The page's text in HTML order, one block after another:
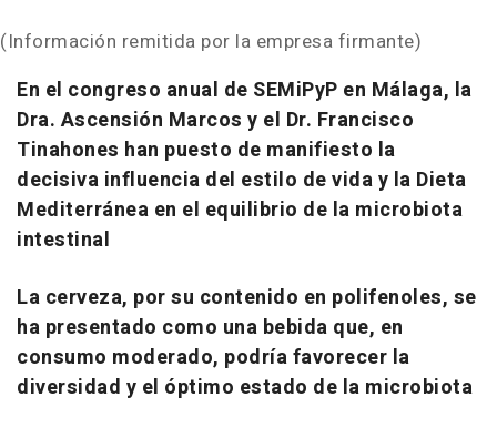
(Información remitida por la empresa firmante)
En el congreso anual de SEMiPyP en Málaga, la
Dra. Ascensión Marcos y el Dr. Francisco
Tinahones han puesto de manifiesto la
decisiva influencia del estilo de vida y la Dieta
Mediterránea en el equilibrio de la microbiota
intestinal
La cerveza, por su contenido en polifenoles, se
ha presentado como una bebida que, en
consumo moderado, podría favorecer la
diversidad y el óptimo estado de la microbiota